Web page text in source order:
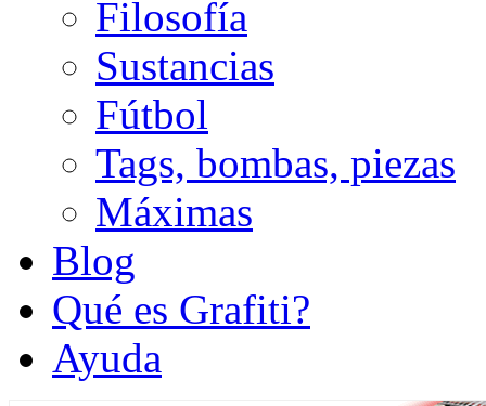
Filosofía
Sustancias
Fútbol
Tags, bombas, piezas
Máximas
Blog
Qué es Grafiti?
Ayuda